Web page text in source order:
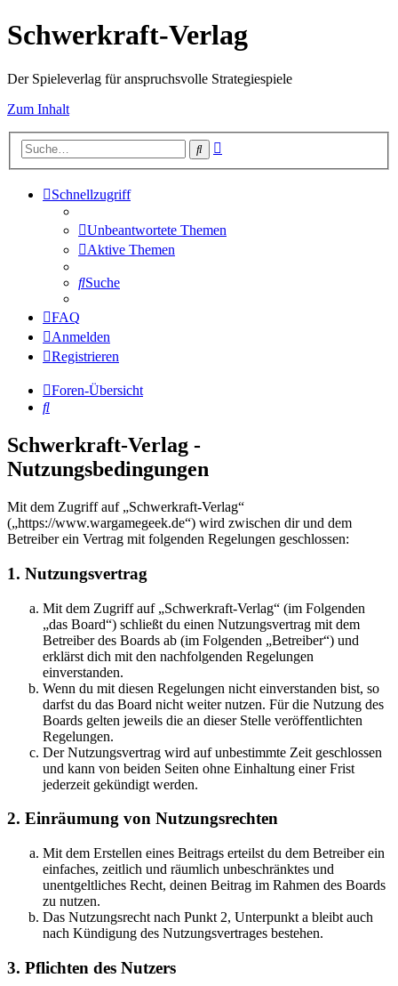
Schwerkraft-Verlag
Der Spieleverlag für anspruchsvolle Strategiespiele
Zum Inhalt
Suche
Schnellzugriff
Unbeantwortete Themen
Aktive Themen
Suche
FAQ
Anmelden
Registrieren
Foren-Übersicht
Suche
Schwerkraft-Verlag -
Nutzungsbedingungen
Mit dem Zugriff auf „Schwerkraft-Verlag“
(„https://www.wargamegeek.de“) wird zwischen dir und dem
Betreiber ein Vertrag mit folgenden Regelungen geschlossen:
1. Nutzungsvertrag
Mit dem Zugriff auf „Schwerkraft-Verlag“ (im Folgenden
„das Board“) schließt du einen Nutzungsvertrag mit dem
Betreiber des Boards ab (im Folgenden „Betreiber“) und
erklärst dich mit den nachfolgenden Regelungen
einverstanden.
Wenn du mit diesen Regelungen nicht einverstanden bist, so
darfst du das Board nicht weiter nutzen. Für die Nutzung des
Boards gelten jeweils die an dieser Stelle veröffentlichten
Regelungen.
Der Nutzungsvertrag wird auf unbestimmte Zeit geschlossen
und kann von beiden Seiten ohne Einhaltung einer Frist
jederzeit gekündigt werden.
2. Einräumung von Nutzungsrechten
Mit dem Erstellen eines Beitrags erteilst du dem Betreiber ein
einfaches, zeitlich und räumlich unbeschränktes und
unentgeltliches Recht, deinen Beitrag im Rahmen des Boards
zu nutzen.
Das Nutzungsrecht nach Punkt 2, Unterpunkt a bleibt auch
nach Kündigung des Nutzungsvertrages bestehen.
3. Pflichten des Nutzers